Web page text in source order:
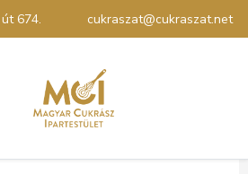
674. cukraszat@cukraszat.net